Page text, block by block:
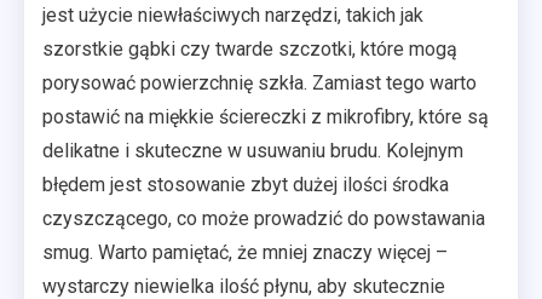
jest użycie niewłaściwych narzędzi, takich jak
szorstkie gąbki czy twarde szczotki, które mogą
porysować powierzchnię szkła. Zamiast tego warto
postawić na miękkie ściereczki z mikrofibry, które są
delikatne i skuteczne w usuwaniu brudu. Kolejnym
błędem jest stosowanie zbyt dużej ilości środka
czyszczącego, co może prowadzić do powstawania
smug. Warto pamiętać, że mniej znaczy więcej –
wystarczy niewielka ilość płynu, aby skutecznie